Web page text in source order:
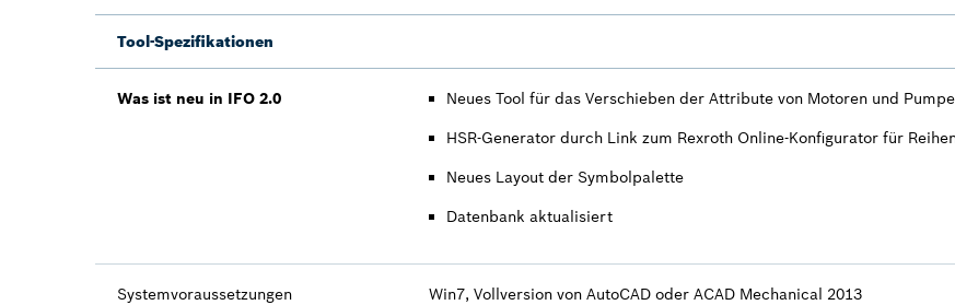
Tool-Spezifikationen
Was ist neu in IFO 2.0
Neues Tool für das Verschieben der Attribute von Motoren und
HSR-Generator durch Link zum Rexroth Online-Konfigurator für
Neues Layout der Symbolpalette
Datenbank aktualisiert
Systemvoraussetzungen Win7, Vollversion von AutoCAD oder ACAD Mechanical 2013